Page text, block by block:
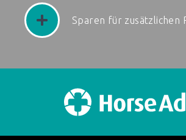
Sparen für zusätzlichen